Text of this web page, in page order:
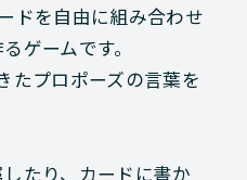
ドを自由に組み合わせ
ゲームです。
たプロポーズの言葉を
たり、カードに書か